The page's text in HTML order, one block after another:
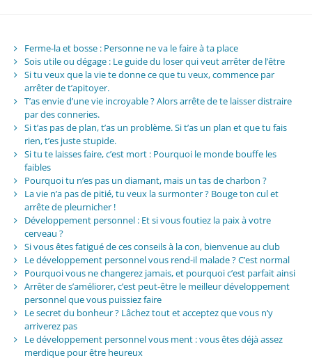
Ferme-la et bosse : Personne ne va le faire à ta place
Sois utile ou dégage : Le guide du loser qui veut arrêter de l’être
Si tu veux que la vie te donne ce que tu veux, commence par
arrêter de t’apitoyer.
T’as envie d’une vie incroyable ? Alors arrête de te laisser distraire
par des conneries.
Si t’as pas de plan, t’as un problème. Si t’as un plan et que tu fais
rien, t’es juste stupide.
Si tu te laisses faire, c’est mort : Pourquoi le monde bouffe les
faibles
Pourquoi tu n’es pas un diamant, mais un tas de charbon ?
La vie n’a pas de pitié, tu veux la surmonter ? Bouge ton cul et
arrête de pleurnicher !
Développement personnel : Et si vous foutiez la paix à votre
cerveau ?
Si vous êtes fatigué de ces conseils à la con, bienvenue au club
Le développement personnel vous rend-il malade ? C’est normal
Pourquoi vous ne changerez jamais, et pourquoi c’est parfait ainsi
Arrêter de s’améliorer, c’est peut-être le meilleur développement
personnel que vous puissiez faire
Le secret du bonheur ? Lâchez tout et acceptez que vous n’y
arriverez pas
Le développement personnel vous ment : vous êtes déjà assez
merdique pour être heureux